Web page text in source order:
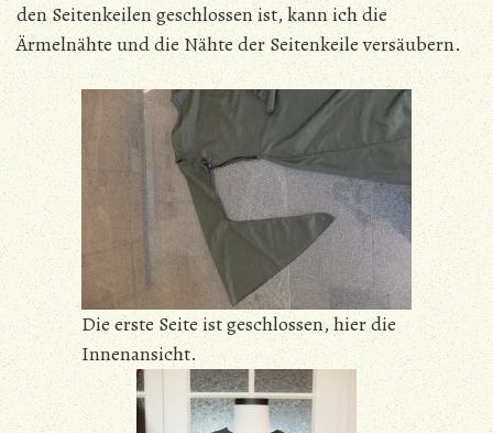
den Seitenkeilen geschlossen ist, kann ich die
Ärmelnähte und die Nähte der Seitenkeile versäubern.
Die erste Seite ist geschlossen, hier die
Innenansicht.